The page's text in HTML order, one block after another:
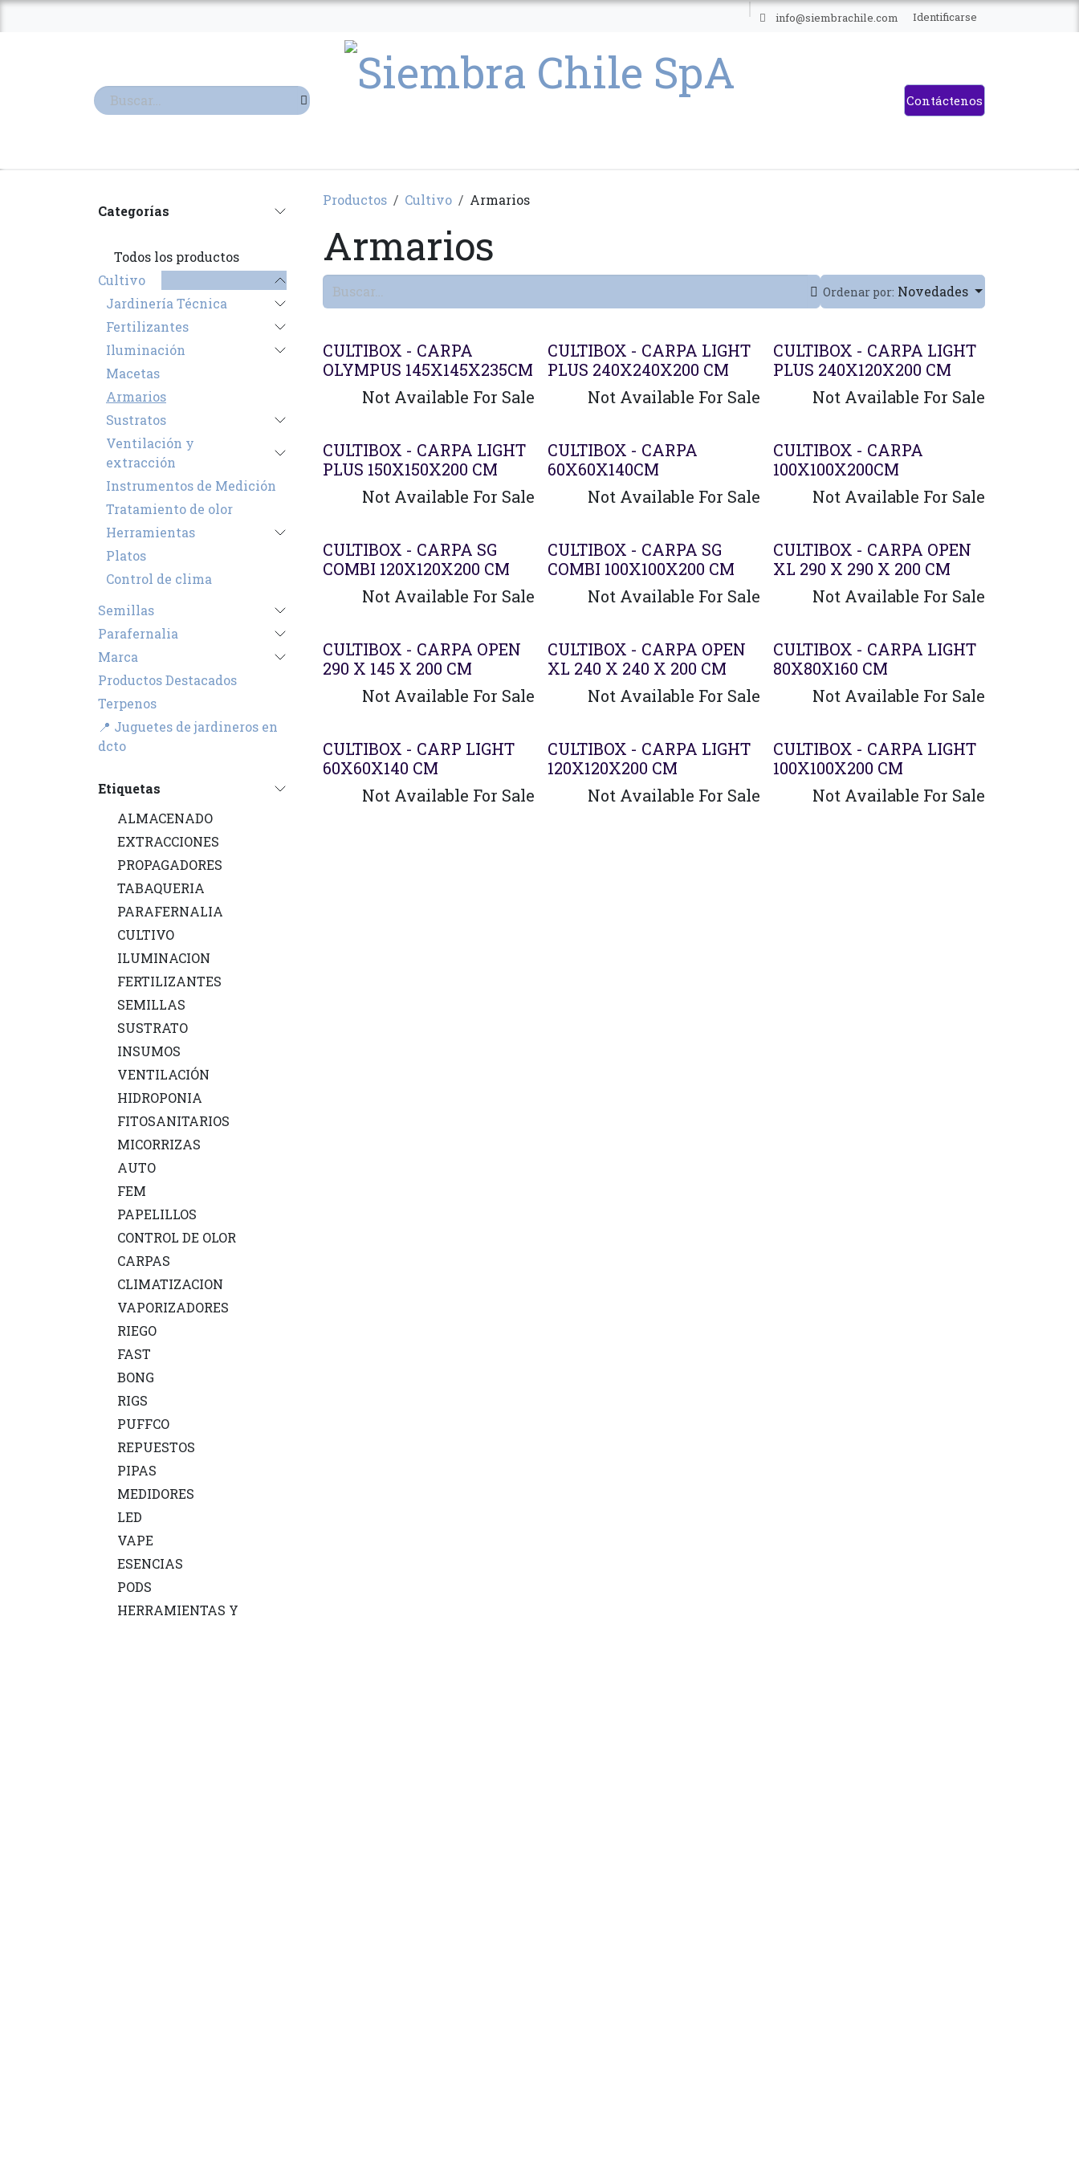
Ir al contenido
info@siembrachile.com Identificarse
Contáctenos
Categorías
Todos los productos
Cultivo
Jardinería Técnica
Fertilizantes
Iluminación
Macetas
Armarios
Sustratos
Ventilación y
extracción
Instrumentos de Medición
Tratamiento de olor
Herramientas
Platos
Control de clima
Semillas
Parafernalia
Marca
Productos Destacados
Terpenos
📍 Juguetes de jardineros en
dcto
Etiquetas
ALMACENADO
EXTRACCIONES
PROPAGADORES
TABAQUERIA
PARAFERNALIA
CULTIVO
ILUMINACION
FERTILIZANTES
SEMILLAS
SUSTRATO
INSUMOS
VENTILACIÓN
HIDROPONIA
FITOSANITARIOS
MICORRIZAS
AUTO
FEM
PAPELILLOS
CONTROL DE OLOR
CARPAS
CLIMATIZACION
VAPORIZADORES
RIEGO
FAST
BONG
RIGS
PUFFCO
REPUESTOS
PIPAS
MEDIDORES
LED
VAPE
ESENCIAS
PODS
HERRAMIENTAS Y
Productos Cultivo Armarios
Armarios
Ordenar por: Novedades
CULTIBOX - CARPA
OLYMPUS 145X145X235CM
Not Available For Sale
CULTIBOX - CARPA LIGHT
PLUS 240X240X200 CM
Not Available For Sale
CULTIBOX - CARPA LIGHT
PLUS 240X120X200 CM
Not Available For Sale
CULTIBOX - CARPA LIGHT
PLUS 150X150X200 CM
Not Available For Sale
CULTIBOX - CARPA
60X60X140CM
Not Available For Sale
CULTIBOX - CARPA
100X100X200CM
Not Available For Sale
CULTIBOX - CARPA SG
COMBI 120X120X200 CM
Not Available For Sale
CULTIBOX - CARPA SG
COMBI 100X100X200 CM
Not Available For Sale
CULTIBOX - CARPA OPEN
XL 290 X 290 X 200 CM
Not Available For Sale
CULTIBOX - CARPA OPEN
290 X 145 X 200 CM
Not Available For Sale
CULTIBOX - CARPA OPEN
XL 240 X 240 X 200 CM
Not Available For Sale
CULTIBOX - CARPA LIGHT
80X80X160 CM
Not Available For Sale
CULTIBOX - CARP LIGHT
60X60X140 CM
Not Available For Sale
Agotado
CULTIBOX - CARPA LIGHT
120X120X200 CM
Not Available For Sale
CULTIBOX - CARPA LIGHT
100X100X200 CM
Not Available For Sale